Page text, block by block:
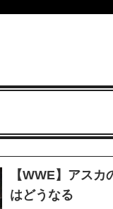
【WWE】アス
はどうなる